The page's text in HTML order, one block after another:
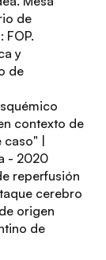
de
y
de
contexto de
|
- 2020
reperfusión
cerebro
origen
de